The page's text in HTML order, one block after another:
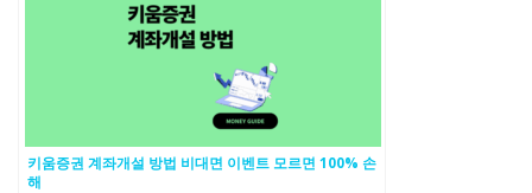
키움증권 계좌개설 방법 비대면 이벤트 모르면 100% 손
해